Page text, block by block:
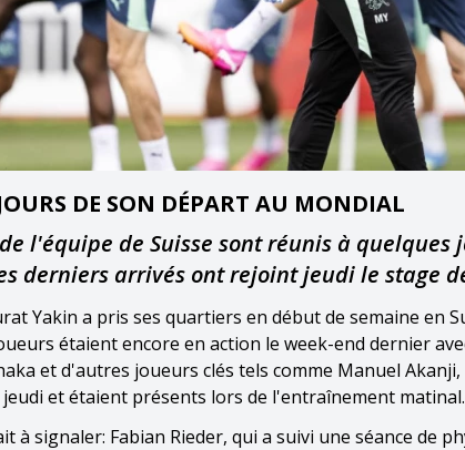
DE SON DÉPART AU MONDIAL
l'équipe de Suisse sont réunis à
derniers arrivés ont rejoint jeudi le stage
Yakin a pris ses quartiers en début de semaine en
étaient encore en action le week-end dernier
et d'autres joueurs clés tels comme Manuel
et étaient présents lors de l'entraînement matinal.
à signaler: Fabian Rieder, qui a suivi une séance de